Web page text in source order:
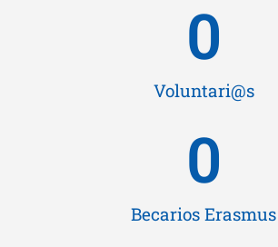
Voluntari@s
0
Becarios Erasmus
0